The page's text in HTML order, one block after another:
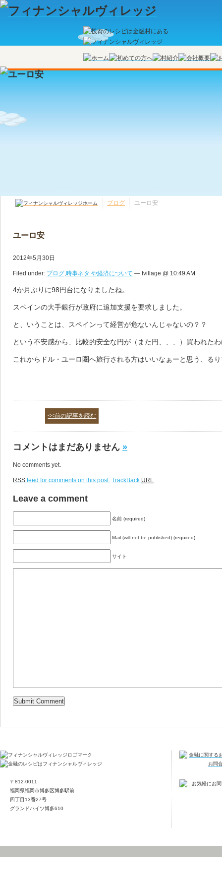
ブログ ユーロ安
ユーロ安
2012年5月30日
Filed under: ブログ,時事ネタ や経済について — fvillage @ 10:49 AM
4か月ぶりに98円台になりましたね。
スペインの大手銀行が政府に追加支援を要求しました。
と、いうことは、スペインって経営が危ないんじゃないの？？
という不安感から、比較的安全な円が（また円、、、）買われた
これからドル・ユーロ圏へ旅行される方はいいなぁーと思う、る
<<前の記事を読む
コメントはまだありません »
No comments yet.
RSS feed for comments on this post. TrackBack URL
Leave a comment
名前 (required)
Mail (will not be published) (required)
サイト
〒812-0011
福岡県福岡市博多区博多駅前
四丁目13番27号
グランドハイツ博多610